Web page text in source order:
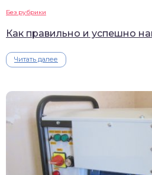
Без рубрики
Как правильно и успешно
Читать далее